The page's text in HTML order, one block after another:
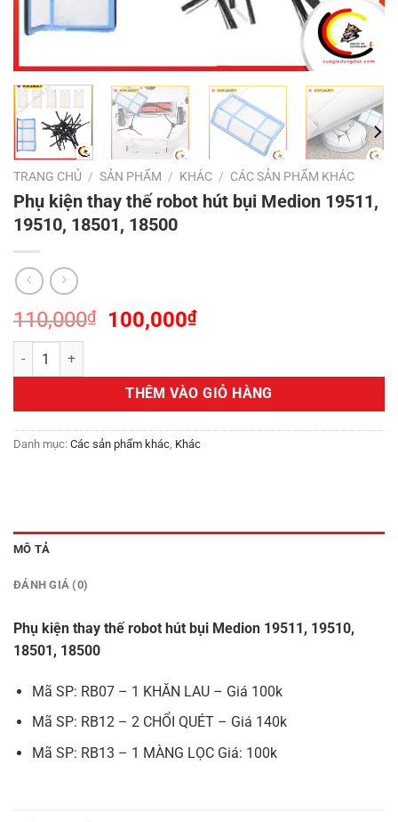
TRANG CHỦ / SẢN PHẨM / KHÁC / CÁC SẢN PHẨM KHÁC
Phụ kiện thay thế robot hút bụi Medion 19511,
19510, 18501, 18500
110,000₫
Giá
110,000₫.
100,000₫Giá
là:
100,000₫.
Phụ kiện thay thế robot hút bụi Medion 19511, 19510, 18501, 18500
THÊM VÀO GIỎ HÀNG
Danh mục: Các sản phẩm khác, Khác
MÔ TẢ
ĐÁNH GIÁ (0)
Phụ kiện thay thế robot hút bụi Medion 19511, 19510,
18501, 18500
Mã SP: RB07 – 1 KHĂN LAU – Giá 100k
Mã SP: RB12 – 2 CHỔI QUÉT – Giá 140k
Mã SP: RB13 – 1 MÀNG LỌC Giá: 100k